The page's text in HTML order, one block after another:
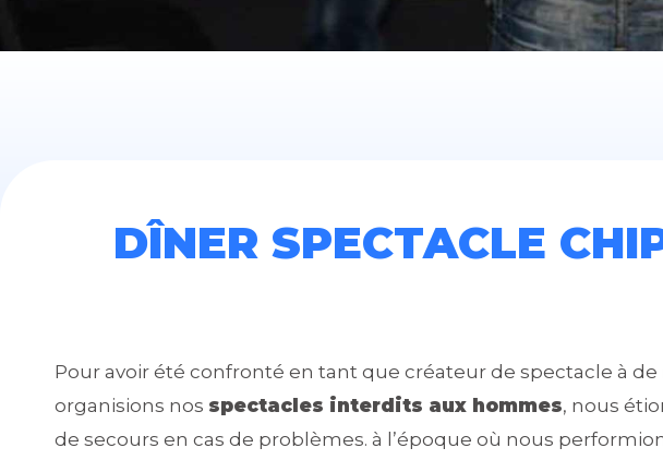
DÎNER SPECTACLE
Pour avoir été confronté en tant que créateur de spectacle à
organisions nos spectacles interdits aux hommes, nous
de secours en cas de problèmes. à l’époque où nous